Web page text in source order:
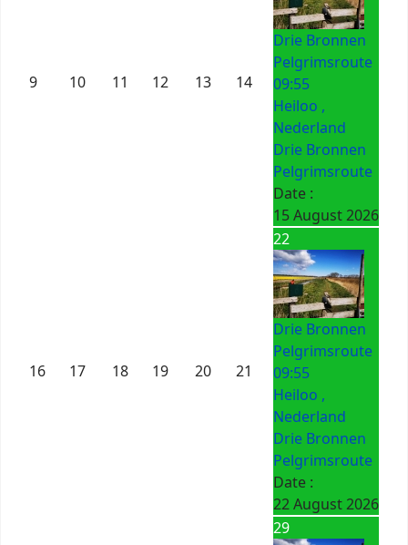
9 10 11 12 13 14
Drie Bronnen
Pelgrimsroute
09:55
Heiloo ,
Nederland
Drie Bronnen
Pelgrimsroute
Date :
15 August 2026
16 17 18 19 20 21
22
Drie Bronnen
Pelgrimsroute
09:55
Heiloo ,
Nederland
Drie Bronnen
Pelgrimsroute
Date :
22 August 2026
29